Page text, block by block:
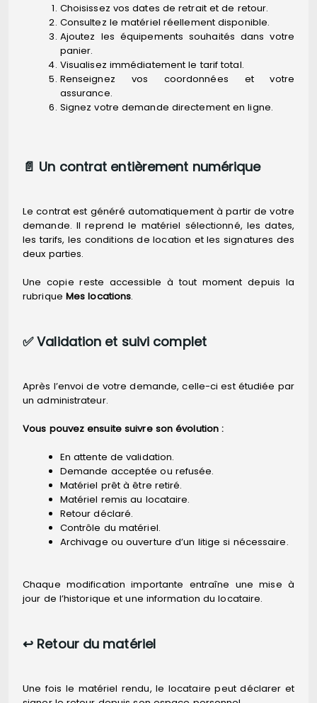
Choisissez vos dates de retrait et de retour.
Consultez le matériel réellement disponible.
Ajoutez les équipements souhaités dans votre
panier.
Visualisez immédiatement le tarif total.
Renseignez vos coordonnées et votre
assurance.
Signez votre demande directement en ligne.
📄 Un contrat entièrement numérique
Le contrat est généré automatiquement à partir de votre
demande. Il reprend le matériel sélectionné, les dates,
les tarifs, les conditions de location et les signatures des
deux parties.
Une copie reste accessible à tout moment depuis la
rubrique Mes locations.
✅ Validation et suivi complet
Après l’envoi de votre demande, celle-ci est étudiée par
un administrateur.
Vous pouvez ensuite suivre son évolution :
En attente de validation.
Demande acceptée ou refusée.
Matériel prêt à être retiré.
Matériel remis au locataire.
Retour déclaré.
Contrôle du matériel.
Archivage ou ouverture d’un litige si nécessaire.
Chaque modification importante entraîne une mise à
jour de l’historique et une information du locataire.
↩️ Retour du matériel
Une fois le matériel rendu, le locataire peut déclarer et